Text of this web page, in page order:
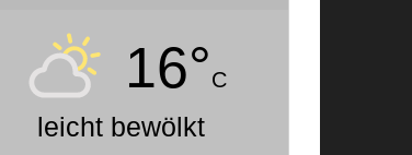
16°C
leicht bewölkt